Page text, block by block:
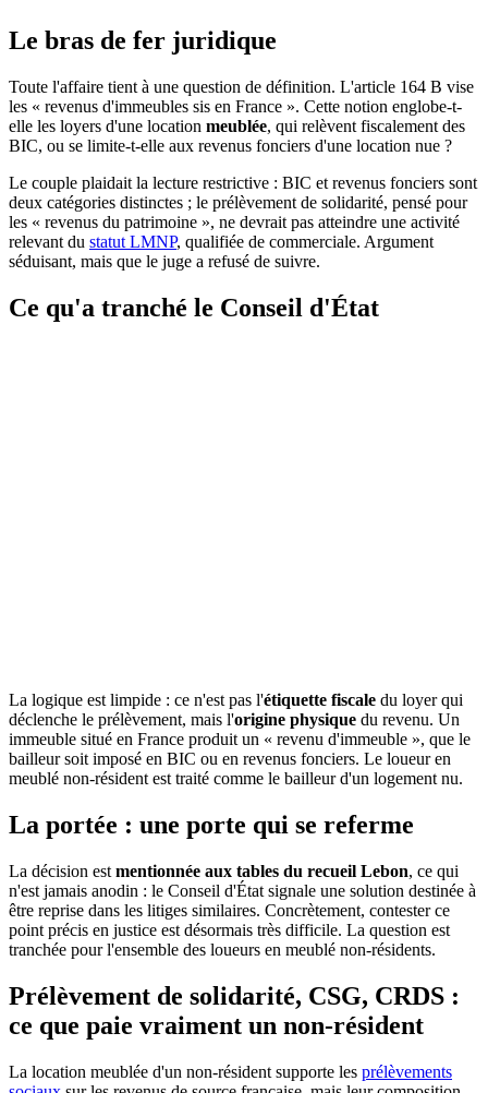
Le bras de fer juridique
Toute l'affaire tient à une question de définition. L'article 164 B vise
les « revenus d'immeubles sis en France ». Cette notion englobe-t-
elle les loyers d'une location meublée, qui relèvent fiscalement des
BIC, ou se limite-t-elle aux revenus fonciers d'une location nue ?
Le couple plaidait la lecture restrictive : BIC et revenus fonciers sont
deux catégories distinctes ; le prélèvement de solidarité, pensé pour
les « revenus du patrimoine », ne devrait pas atteindre une activité
relevant du statut LMNP, qualifiée de commerciale. Argument
séduisant, mais que le juge a refusé de suivre.
Ce qu'a tranché le Conseil d'État
La logique est limpide : ce n'est pas l'étiquette fiscale du loyer qui
déclenche le prélèvement, mais l'origine physique du revenu. Un
immeuble situé en France produit un « revenu d'immeuble », que le
bailleur soit imposé en BIC ou en revenus fonciers. Le loueur en
meublé non-résident est traité comme le bailleur d'un logement nu.
La portée : une porte qui se referme
La décision est mentionnée aux tables du recueil Lebon, ce qui
n'est jamais anodin : le Conseil d'État signale une solution destinée à
être reprise dans les litiges similaires. Concrètement, contester ce
point précis en justice est désormais très difficile. La question est
tranchée pour l'ensemble des loueurs en meublé non-résidents.
Prélèvement de solidarité, CSG, CRDS :
ce que paie vraiment un non-résident
La location meublée d'un non-résident supporte les prélèvements